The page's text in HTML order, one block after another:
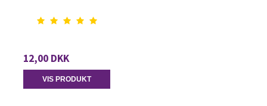
12,00 DKK
VIS PRODUKT